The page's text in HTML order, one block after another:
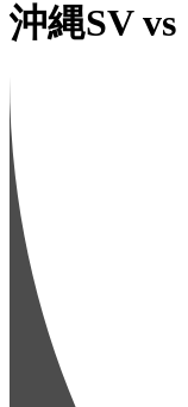
沖縄SVvs